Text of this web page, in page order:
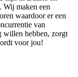
Wij maken een
waardoor er een
van
willen hebben, zorgt
voor jou!